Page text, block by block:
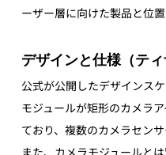
ーザー層に向けた製品と位
デザインと仕様（ティ
公式が公開したデザインス
モジュールが矩形のカメラ
ており、複数のカメラセン